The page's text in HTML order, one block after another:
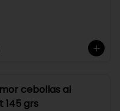
cebollas al
145 grs